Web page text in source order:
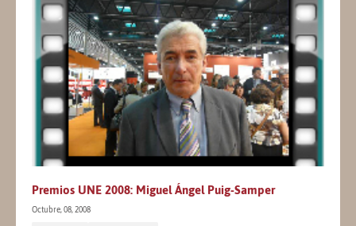
Premios UNE 2008: Miguel Ángel Puig-Samper
Octubre, 08, 2008